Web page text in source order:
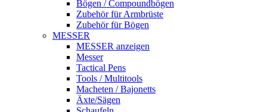
Bögen / Compoundbögen
Zubehör für Armbrüste
Zubehör für Bögen
MESSER
MESSER anzeigen
Messer
Tactical Pens
Tools / Multitools
Macheten / Bajonetts
Äxte/Sägen